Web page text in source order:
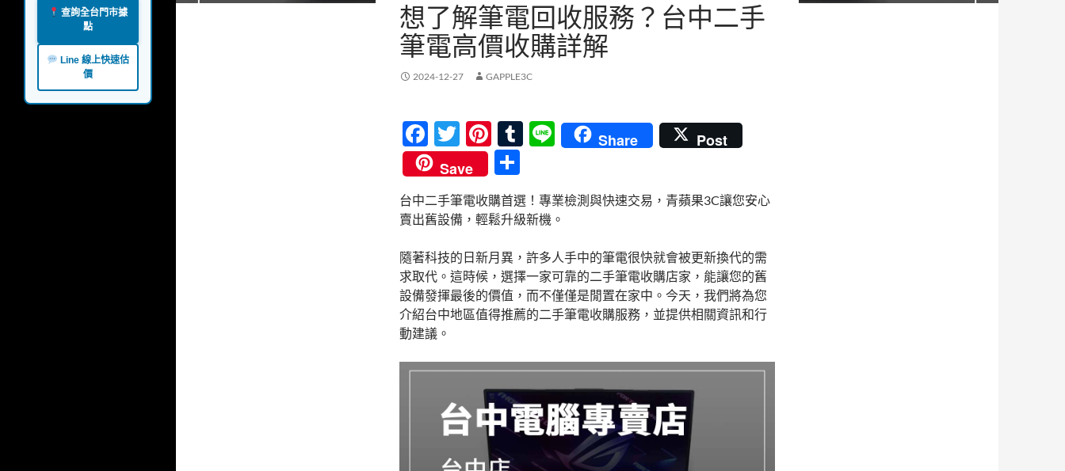
想了解筆電回收服務？台中二手
筆電高價收購詳解
2024-12-27 GAPPLE3C
F
ac
e
b
o
o
k
T
w
itt
er
Pi
nt
er
es
t
T
bl
r
Li
n
Share
Post
Save
享
台中二手筆電收購首選！專業檢測與快速交易，青蘋果3C讓您安心
賣出舊設備，輕鬆升級新機。
隨著科技的日新月異，許多人手中的筆電很快就會被更新換代的需
求取代。這時候，選擇一家可靠的二手筆電收購店家，能讓您的舊
設備發揮最後的價值，而不僅僅是閒置在家中。今天，我們將為您
介紹台中地區值得推薦的二手筆電收購服務，並提供相關資訊和行
動建議。
查詢全台門市據
點
Line 線上快速估
價